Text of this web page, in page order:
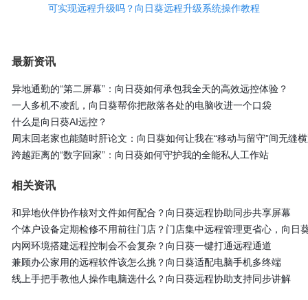
可实现远程升级吗？向日葵远程升级系统操作教程
最新资讯
异地通勤的“第二屏幕”：向日葵如何承包我全天的高效远控体验？
一人多机不凌乱，向日葵帮你把散落各处的电脑收进一个口袋
什么是向日葵AI远控？
周末回老家也能随时肝论文：向日葵如何让我在“移动与留守”间无缝
跨越距离的“数字回家”：向日葵如何守护我的全能私人工作站
相关资讯
和异地伙伴协作核对文件如何配合？向日葵远程协助同步共享屏幕
个体户设备定期检修不用前往门店？门店集中远程管理更省心，向日
内网环境搭建远程控制会不会复杂？向日葵一键打通远程通道
兼顾办公家用的远程软件该怎么挑？向日葵适配电脑手机多终端
线上手把手教他人操作电脑选什么？向日葵远程协助支持同步讲解